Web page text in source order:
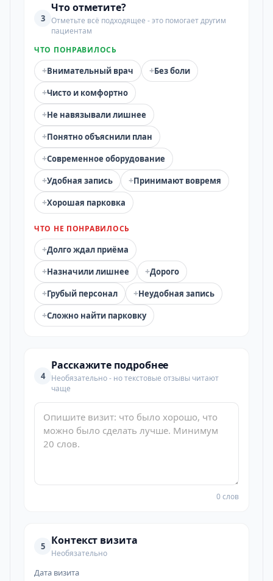
3
Что отметите?
Отметьте всё подходящее - это помогает другим
пациентам
ЧТО ПОНРАВИЛОСЬ
+Внимательный врач +Без боли
+Чисто и комфортно
+Не навязывали лишнее
+Понятно объяснили план
+Современное оборудование
+Удобная запись +Принимают вовремя
+Хорошая парковка
ЧТО НЕ ПОНРАВИЛОСЬ
+Долго ждал приёма
+Назначили лишнее +Дорого
+Грубый персонал +Неудобная запись
+Сложно найти парковку
4
Расскажите подробнее
Необязательно - но текстовые отзывы читают
чаще
0 слов
5 Контекст визита
Необязательно
Дата визита